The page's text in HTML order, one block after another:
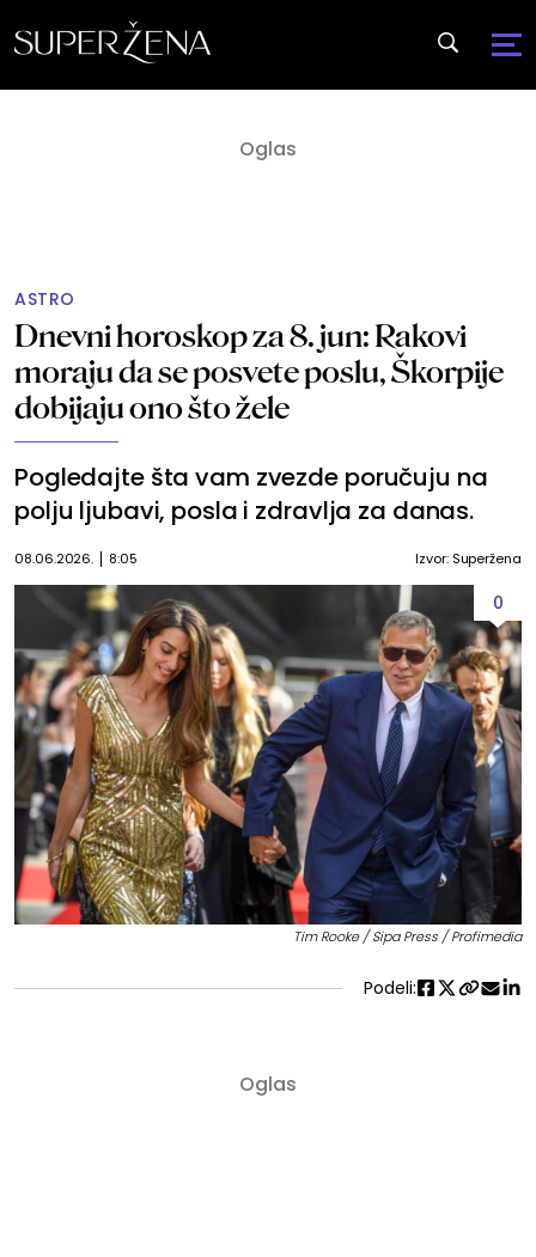
ASTRO
Dnevni horoskop za 8. jun: Rakovi
moraju da se posvete poslu, Škorpije
dobijaju ono što žele
Pogledajte šta vam zvezde poručuju na
polju ljubavi, posla i zdravlja za danas.
08.06.2026. 8:05 Izvor: Superžena
0
Tim Rooke / Sipa Press / Profimedia
Podeli: